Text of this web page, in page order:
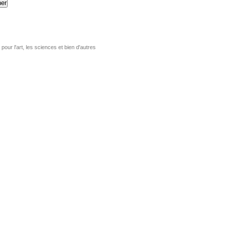
pour l'art, les sciences et bien d'autres